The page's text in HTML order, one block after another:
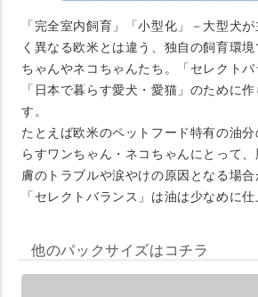
「完全室内飼育」「小型化」－大型犬
く異なる欧米とは違う、独自の飼育環
ちゃんやネコちゃんたち。「セレクト
「日本で暮らす愛犬・愛猫」のために
す。
たとえば欧米のペットフード特有の油
らすワンちゃん・ネコちゃんにとって
膚のトラブルや涙やけの原因となる場
「セレクトバランス」は油は少なめに仕
他のパックサイズはコチラ